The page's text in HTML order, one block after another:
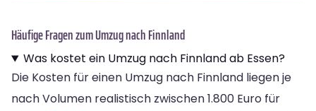
Häufige Fragen zum Umzug nach Finnland
Was kostet ein Umzug nach Finnland ab Essen?
Die Kosten für einen Umzug nach Finnland liegen je
nach Volumen realistisch zwischen 1.800 Euro für